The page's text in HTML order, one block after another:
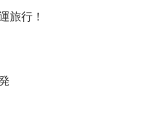
旅行！